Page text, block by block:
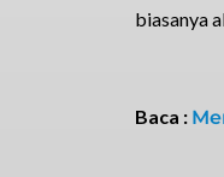
biasanya
Baca :